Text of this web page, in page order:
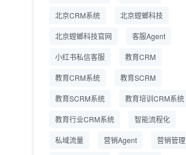
螳螂教育CRM助力教培
机构精细化运营
北京CRM系统 北京螳螂科技
北京螳螂科技官网 客服Agent
小红书私信客服 教育CRM
教育CRM系统 教育SCRM
教育SCRM系统 教育培训CRM系统
教育行业CRM系统 智能流程化
私域流量 营销Agent 营销管理